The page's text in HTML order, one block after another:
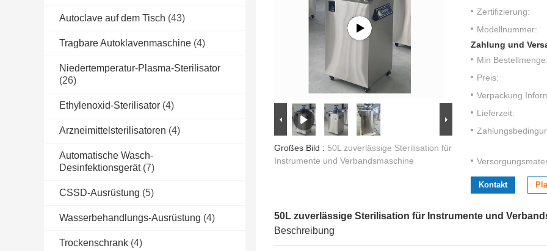
Autoclave auf dem Tisch (43)
Tragbare Autoklavenmaschine (4)
Niedertemperatur-Plasma-Sterilisator
(26)
Ethylenoxid-Sterilisator (4)
Arzneimittelsterilisatoren (4)
Automatische Wasch-
Desinfektionsgerät (7)
CSSD-Ausrüstung (5)
Wasserbehandlungs-Ausrüstung (4)
Trockenschrank (4)
Großes Bild : 50L zuverlässige Sterilisation für
Instrumente und Verbandsmaschine
Zertifizierung:
Modellnummer:
Zahlung und
Min
Preis:
Verpackung
Lieferzeit:
Kontakt
50L zuverlässige Sterilisation für Instrumente und
Beschreibung